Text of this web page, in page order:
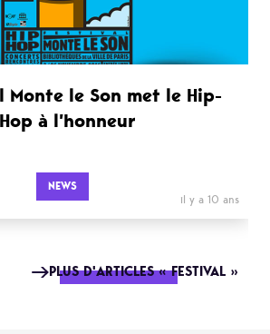
Monte le Son met le Hip-
Hop à l’honneur
NEWS
il y a 10 ans
PLUS D'ARTICLES « FESTIVAL »